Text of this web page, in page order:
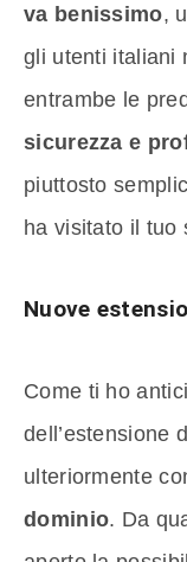
va benissimo,
gli utenti italiani
entrambe le
sicurezza e
piuttosto
ha visitato il tuo
Nuove
Come ti ho
dell’estensione
ulteriormente
dominio. Da